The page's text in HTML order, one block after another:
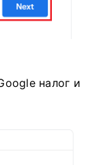
налог и